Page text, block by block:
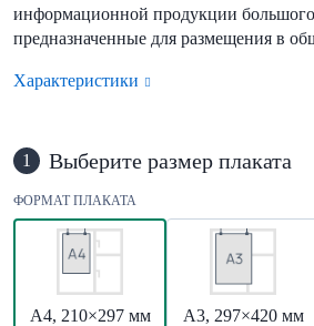
информационной продукции
предназначенные для размещения в
Характеристики
1 Выберите размер плаката
ФОРМАТ ПЛАКАТА
А4, 210×297 мм А3, 297×420 мм